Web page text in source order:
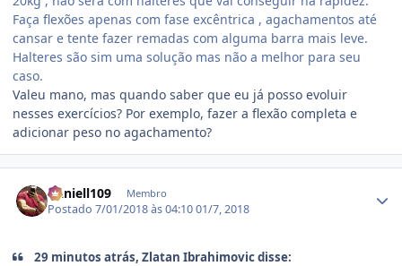
Faça flexões apenas com fase excêntrica , agachamentos até
cansar e tente fazer remadas com alguma barra mais leve.
Halteres são sim uma solução mas não a melhor para seu
caso.
Valeu mano, mas quando saber que eu já posso evoluir
nesses exercícios? Por exemplo, fazer a flexão completa e
adicionar peso no agachamento?
Daniell109 Membro
Postado7/01/2018 às 04:1001/7, 2018
29 minutos atrás, Zlatan Ibrahimovic disse: